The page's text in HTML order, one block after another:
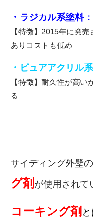
・ラジカル系塗料
【特徴】2015年に発
ありコストも低め
・ピュアアクリル
【特徴】耐久性が高
る
サイディング外壁
グ剤 が使用されて
コーキング剤